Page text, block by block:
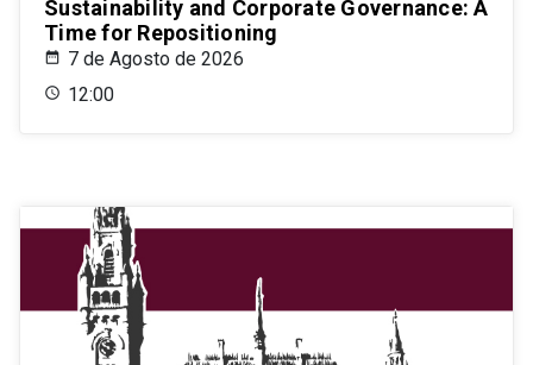
Sustainability and Corporate Governance: A
Time for Repositioning
7 de Agosto de 2026
12:00